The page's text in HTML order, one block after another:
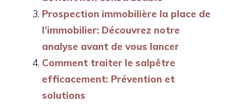
Prospection immobilière la place de
l’immobilier: Découvrez notre
analyse avant de vous lancer
Comment traiter le salpêtre
efficacement: Prévention et
solutions